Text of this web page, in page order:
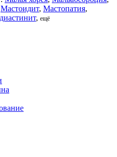
Мастоидит, Мастопатия,
, ещё